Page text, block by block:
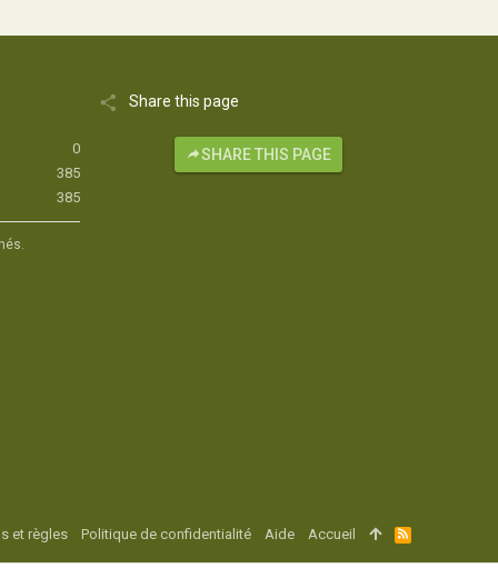
0
385
385
Share this page
SHARE THIS PAGE
et règles Politique de confidentialité Aide Accueil
R
S
S